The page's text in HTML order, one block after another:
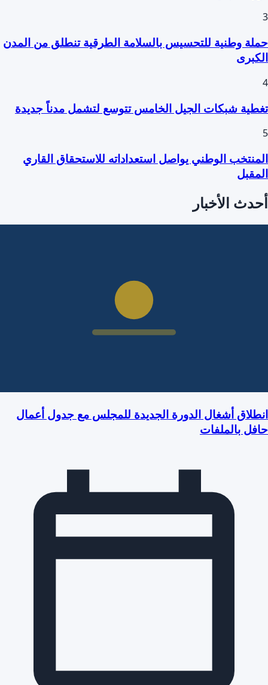
وطنية للتحسيس بالسلامة الطرقية تنطلق من المدن
شبكات الجيل الخامس تتوسع لتشمل مدناً جديدة
الوطني يواصل استعداداته للاستحقاق القاري
الأخبار
أشغال الدورة الجديدة للمجلس مع جدول أعمال
بالملفات